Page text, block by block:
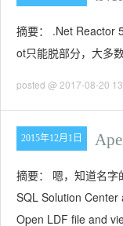
摘要： .Net Reactor
ot只能脱部分，大多
posted @ 2017-08-20
2015年12月1日
摘要： 嗯，知道名
SQL Solution
Open LDF file and